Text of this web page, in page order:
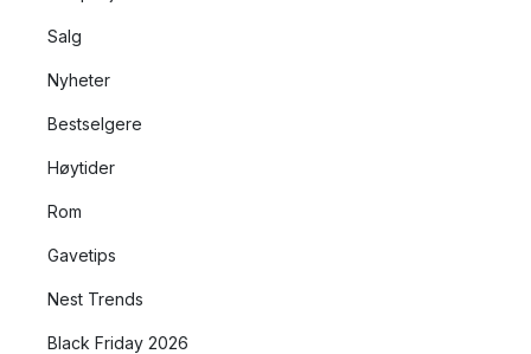
Salg
Nyheter
Bestselgere
Høytider
Rom
Gavetips
Nest Trends
Black Friday 2026